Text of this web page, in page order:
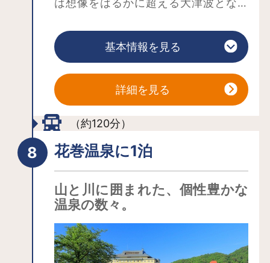
しました。あの日から岩手は、東北
は、日本は、どう歩み、どう変わった
興のシンボルとして、2019年3月23
日、盛駅―久慈駅間163キロの路線を持
つ全国で最も長い第三セクター鉄道
「今」を列車で移動しながら直接「見
て」「聞いて」「感じて」いただき、
皆さまの防災のお役にたてればと思い
「震災学習列車」を運行しておりま
す。遠慮せず、三陸海岸にお越しくだ
さい。お待ちしております。
基本情報を見る
詳細を見る
（約120分）
花巻温泉に1泊
山と川に囲まれた、個性豊かな
温泉の数々。